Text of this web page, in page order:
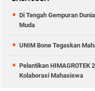
Di Tengah Gempuran
Muda
UNIM Bone Tegaskan
Pelantikan HIMAGROTEK
Kolaborasi Mahasiswa